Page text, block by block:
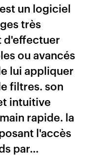
un logiciel
très
d'effectuer
ou avancés
lui appliquer
filtres. son
intuitive
rapide. la
l'accès
par...